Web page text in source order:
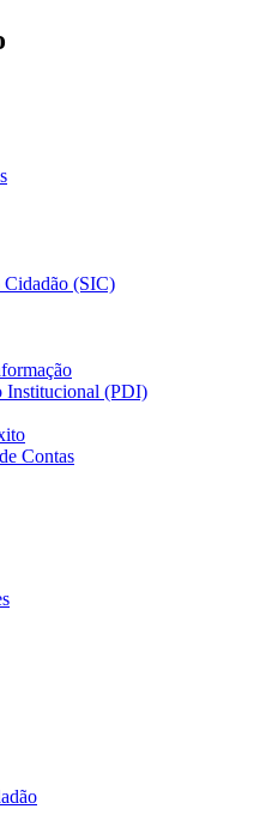
Cidadão (SIC)
Institucional (PDI)
Contas